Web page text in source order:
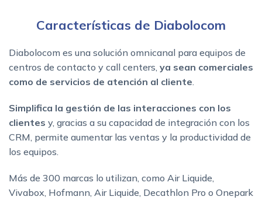
Características de Diabolocom
Diabolocom es una solución omnicanal para equipos de
centros de contacto y call centers, ya sean comerciales
como de servicios de atención al cliente
Simplifica la gestión de las interacciones con los
clientes y, gracias a su capacidad de integración con los
CRM, permite aumentar las ventas y la productividad de
los equipos.
Más de 300 marcas lo utilizan, como Air Liquide,
Vivabox, Hofmann, Air Liquide, Decathlon Pro o Onepark